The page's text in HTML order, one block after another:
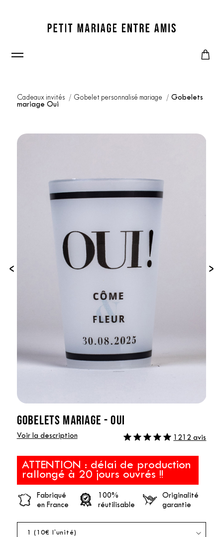
Cadeaux invités Gobelet personnalisé mariage
Gobelets
mariage Oui
‹ ›
GOBELETS MARIAGE - OUI
Voir la description 1212 avis
ATTENTION : délai de production
rallongé à 20 jours ouvrés !!
Fabriqué
en France
100%
réutilisable
Originalité
garantie